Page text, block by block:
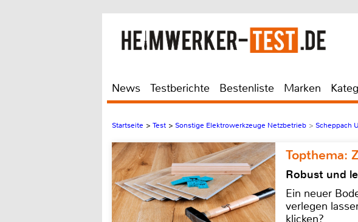
News Testberichte Bestenliste Marken
Startseite > Test > Sonstige Elektrowerkzeuge Netzbetrieb > Scheppach
Topthema:
Robust und
Ein neuer
verlegen
klicken?